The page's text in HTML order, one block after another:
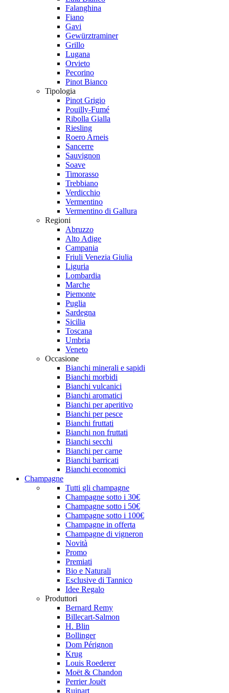
Falanghina
Fiano
Gavi
Gewürztraminer
Grillo
Lugana
Orvieto
Pecorino
Pinot Bianco
Tipologia
Pinot Grigio
Pouilly-Fumé
Ribolla Gialla
Riesling
Roero Arneis
Sancerre
Sauvignon
Soave
Timorasso
Trebbiano
Verdicchio
Vermentino
Vermentino di Gallura
Regioni
Abruzzo
Alto Adige
Campania
Friuli Venezia Giulia
Liguria
Lombardia
Marche
Piemonte
Puglia
Sardegna
Sicilia
Toscana
Umbria
Veneto
Occasione
Bianchi minerali e sapidi
Bianchi morbidi
Bianchi vulcanici
Bianchi aromatici
Bianchi per aperitivo
Bianchi per pesce
Bianchi fruttati
Bianchi non fruttati
Bianchi secchi
Bianchi per carne
Bianchi barricati
Bianchi economici
Champagne
Tutti gli champagne
Champagne sotto i 30€
Champagne sotto i 50€
Champagne sotto i 100€
Champagne in offerta
Champagne di vigneron
Novità
Promo
Premiati
Bio e Naturali
Esclusive di Tannico
Idee Regalo
Produttori
Bernard Remy
Billecart-Salmon
H. Blin
Bollinger
Dom Pérignon
Krug
Louis Roederer
Moët & Chandon
Perrier Jouët
Ruinart